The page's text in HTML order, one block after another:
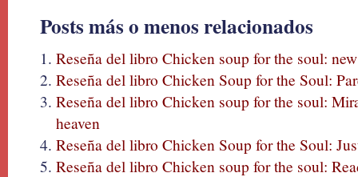
Posts más o menos relacionados
Reseña del libro Chicken soup for the soul:
Reseña del libro Chicken Soup for the Soul:
Reseña del libro Chicken soup for the soul:
heaven
Reseña del libro Chicken Soup for the Soul:
Reseña del libro Chicken soup for the soul: